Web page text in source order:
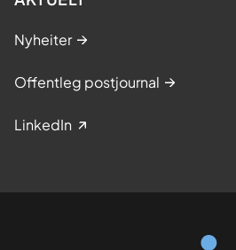
Nyheiter
Offentleg postjournal
LinkedIn